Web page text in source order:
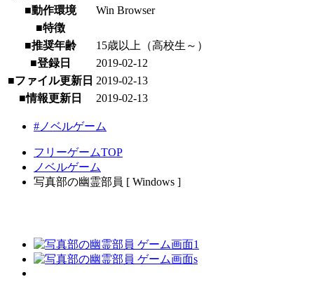
■動作環境
Win Browser
■特徴
■推奨年齢
15歳以上（高校生～）
■登録日
2019-02-12
■ファイル更新日 2019-02-13
■情報更新日
2019-02-13
#ノベルゲーム
フリーゲームTOP
ノベルゲーム
写真部の幽霊部員 [ Windows ]